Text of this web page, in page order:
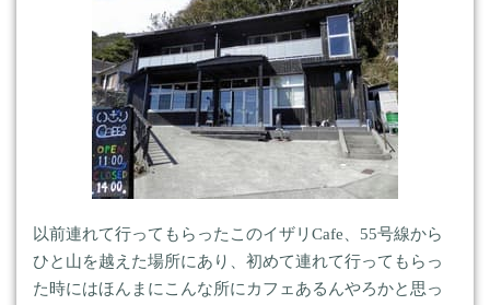
以前連れて行ってもらったこのイザリCafe、55号線から
ひと山を越えた場所にあり、初めて連れて行ってもらっ
た時にはほんまにこんな所にカフェあるんやろかと思っ